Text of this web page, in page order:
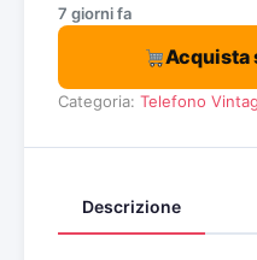
7 giorni fa
Acquista
Categoria: Telefono
Descrizione